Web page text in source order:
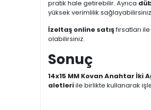
pratik hale getirebilir. Ayrıca
yüksek verimlilik
İzeltaş online satışfırsatları ile
olabilirsiniz.
Sonuç
14x15 MM Kovan Anahtar İki
aletleriile birlikte kullanarak